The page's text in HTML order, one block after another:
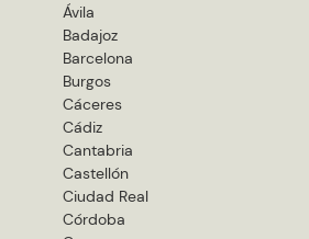
Ávila
Badajoz
Barcelona
Burgos
Cáceres
Cádiz
Cantabria
Castellón
Ciudad Real
Córdoba